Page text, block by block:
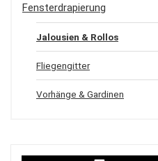
Fensterdrapierung
Jalousien & Rollos
Fliegengitter
Vorhänge & Gardinen